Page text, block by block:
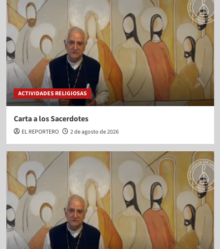
ACTIVIDADES RELIGIOSAS
Carta a los Sacerdotes
EL REPORTERO 2 de agosto de 2026